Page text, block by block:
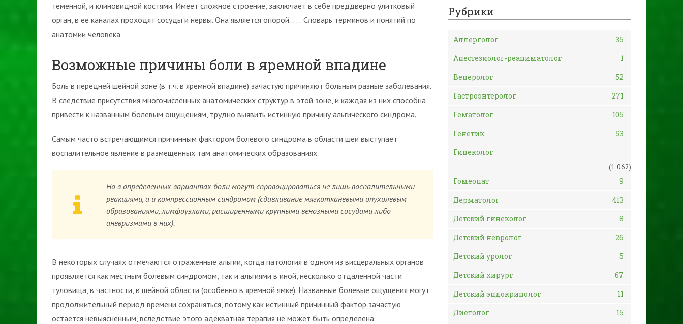
теменной, и клиновидной костями. Имеет сложное строение, заключает в себе преддверно улитковый
орган, в ее каналах проходят сосуды и нервы. Она является опорой… … Словарь терминов и понятий по
анатомии человека
Возможные причины боли в яремной впадине
Боль в передней шейной зоне (в т.ч. в яремной впадине) зачастую причиняют больным разные заболевания.
В следствие присутствия многочисленных анатомических структур в этой зоне, и каждая из них способна
привести к названным болевым ощущениям, трудно выявить истинную причину альгического синдрома.
Самым часто встречающимся причинным фактором болевого синдрома в области шеи выступает
воспалительное явление в размещенных там анатомических образованиях.
Но в определенных вариантах боли могут спровоцироваться не лишь воспалительными
реакциями, а и компрессионным синдромом (сдавливание мягкотканевыми опухолевым
образованиями, лимфоузлами, расширенными крупными венозными сосудами либо
аневризмами в них).
В некоторых случаях отмечаются отраженные альгии, когда патология в одном из висцеральных органов
проявляется как местным болевым синдромом, так и альгиями в иной, несколько отдаленной части
туловища, в частности, в шейной области (особенно в яремной ямке). Названные болевые ощущения могут
продолжительный период времени сохраняться, потому как истинный причинный фактор зачастую
остается невыясненным, вследствие этого адекватная терапия не может быть определена.
Рубрики
Аллерголог
35
Анестезиолог-реаниматолог
1
Венеролог
52
Гастроэнтеролог
271
Гематолог
105
Генетик
53
Гинеколог
(1 062)
Гомеопат
9
Дерматолог
413
Детский гинеколог
8
Детский невролог
26
Детский уролог
5
Детский хирург
67
Детский эндокринолог
11
Диетолог
15